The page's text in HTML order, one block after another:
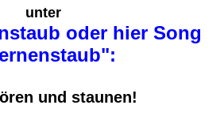
unter
oder hier Song
und staunen!